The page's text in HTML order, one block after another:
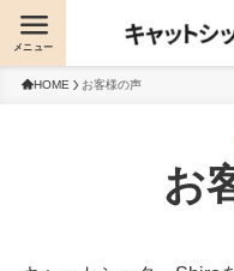
メニュー
HOME お客様の声
お